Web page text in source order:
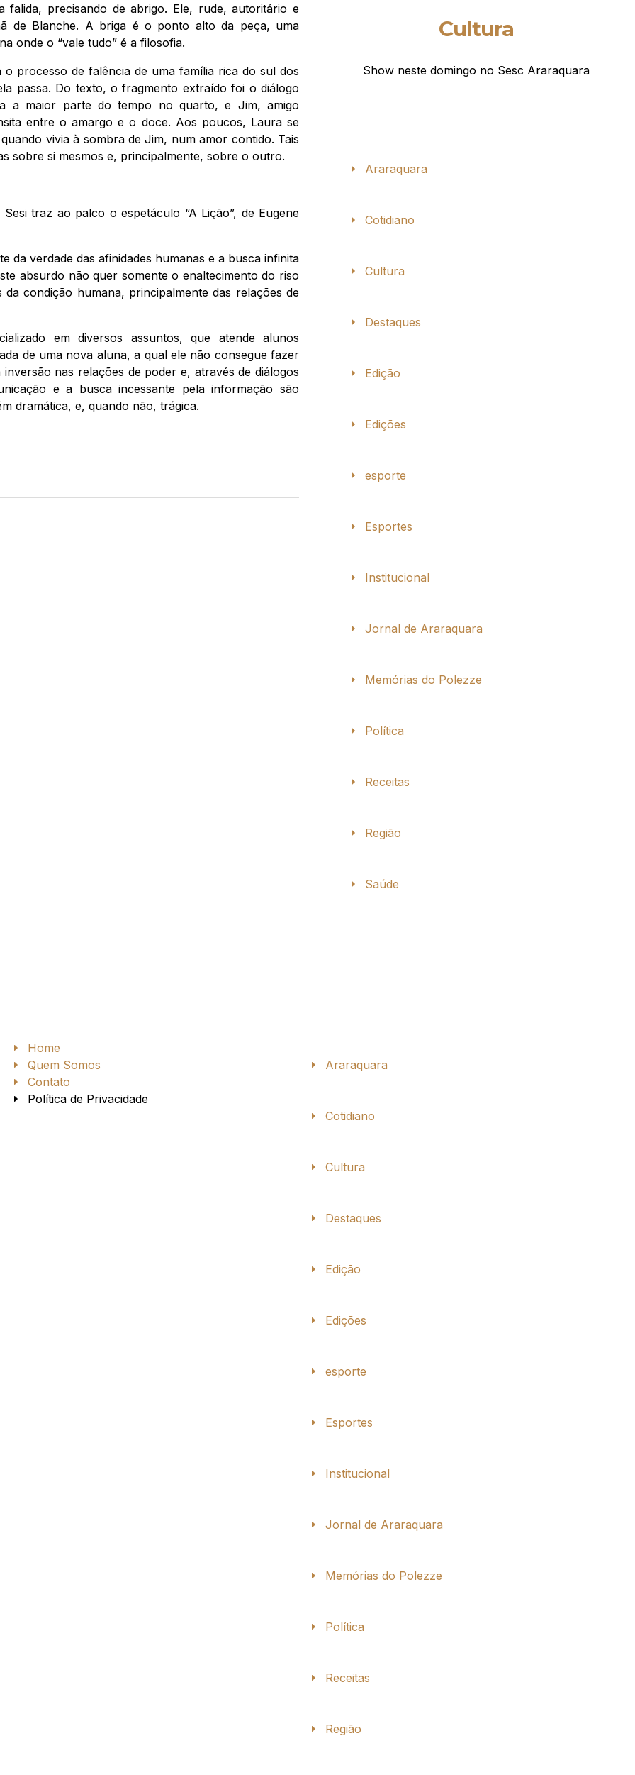
falida, precisando de abrigo. Ele, rude, autoritário e
de Blanche. A briga é o ponto alto da peça, uma
onde o “vale tudo” é a filosofia.
processo de falência de uma família rica do sul dos
passa. Do texto, o fragmento extraído foi o diálogo
a maior parte do tempo no quarto, e Jim, amigo
entre o amargo e o doce. Aos poucos, Laura se
vivia à sombra de Jim, num amor contido. Tais
sobre si mesmos e, principalmente, sobre o outro.
traz ao palco o espetáculo “A Lição”, de Eugene
da verdade das afinidades humanas e a busca infinita
absurdo não quer somente o enaltecimento do riso
condição humana, principalmente das relações de
em diversos assuntos, que atende alunos
de uma nova aluna, a qual ele não consegue fazer
nas relações de poder e, através de diálogos
e a busca incessante pela informação são
dramática, e, quando não, trágica.
Cultura
Show neste domingo no Sesc Araraquara
Araraquara
Cotidiano
Cultura
Destaques
Edição
Edições
esporte
Esportes
Institucional
Jornal de Araraquara
Memórias do Polezze
Política
Receitas
Região
Saúde
Home
Quem Somos
Contato
Política de Privacidade
Araraquara
Cotidiano
Cultura
Destaques
Edição
Edições
esporte
Esportes
Institucional
Jornal de Araraquara
Memórias do Polezze
Política
Receitas
Região